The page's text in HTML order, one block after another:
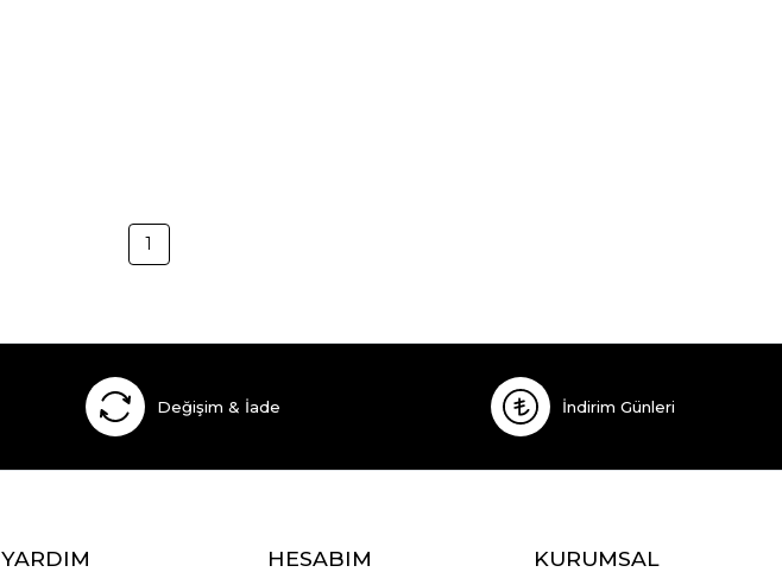
1
Değişim & İade İndirim Günleri
YARDIM HESABIM KURUMSAL